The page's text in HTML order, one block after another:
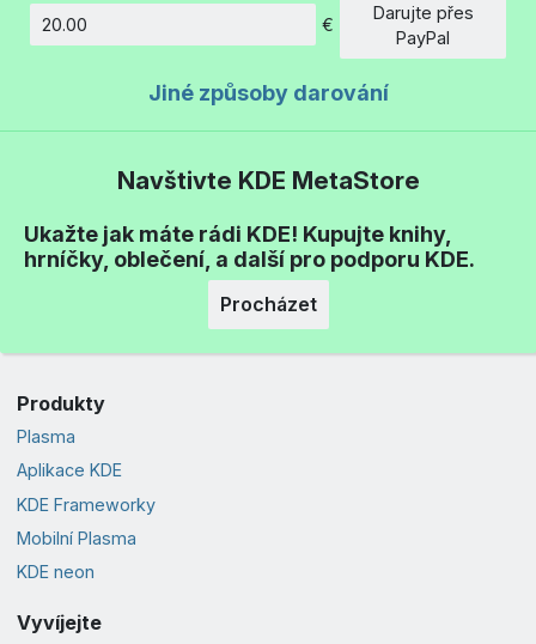
€
Darujte přes
PayPal
Jiné způsoby darování
Navštivte KDE MetaStore
Ukažte jak máte rádi KDE! Kupujte knihy,
hrníčky, oblečení, a další pro podporu KDE.
Procházet
Produkty
Plasma
Aplikace KDE
KDE Frameworky
Mobilní Plasma
KDE neon
Vyvíjejte